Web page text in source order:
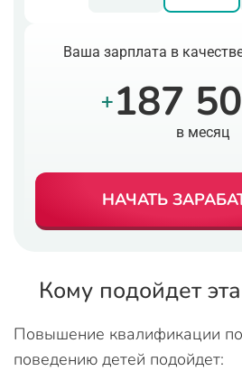
Ваша зарплата в
+187
в месяц
НАЧАТЬ
Кому подойдет
Повышение квалификации
поведению детей подойдет: